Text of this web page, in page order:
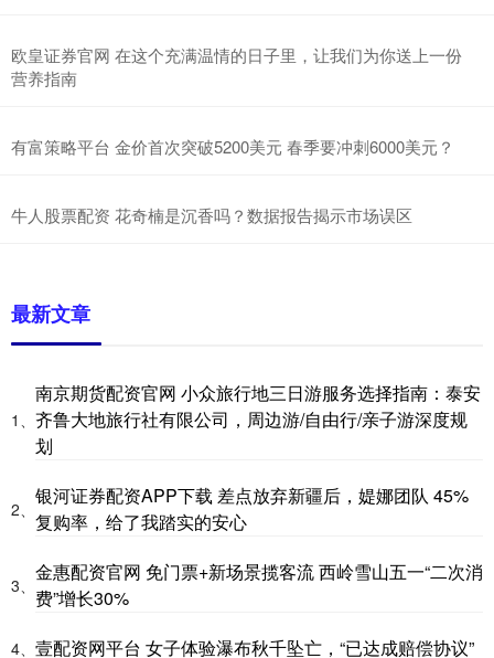
欧皇证券官网 在这个充满温情的日子里，让我们为你送上一份
营养指南
有富策略平台 金价首次突破5200美元 春季要冲刺6000美元？
牛人股票配资 花奇楠是沉香吗？数据报告揭示市场误区
最新文章
1、
南京期货配资官网 小众旅行地三日游服务选择指南：泰安
齐鲁大地旅行社有限公司，周边游/自由行/亲子游深度规
划
2、
银河证券配资APP下载 差点放弃新疆后，媞娜团队 45%
复购率，给了我踏实的安心
3、
金惠配资官网 免门票+新场景揽客流 西岭雪山五一“二次消
费”增长30%
4、 壹配资网平台 女子体验瀑布秋千坠亡，“已达成赔偿协议”